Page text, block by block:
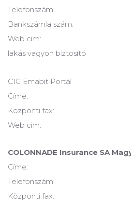
Telefonszám:
Bankszámla szám:
Web cim:
lakás vagyon biztosító
CIG Emabit Portál
Címe:
Központi fax:
Web cim:
COLONNADE Insurance SA
Címe:
Telefonszám:
Központi fax: